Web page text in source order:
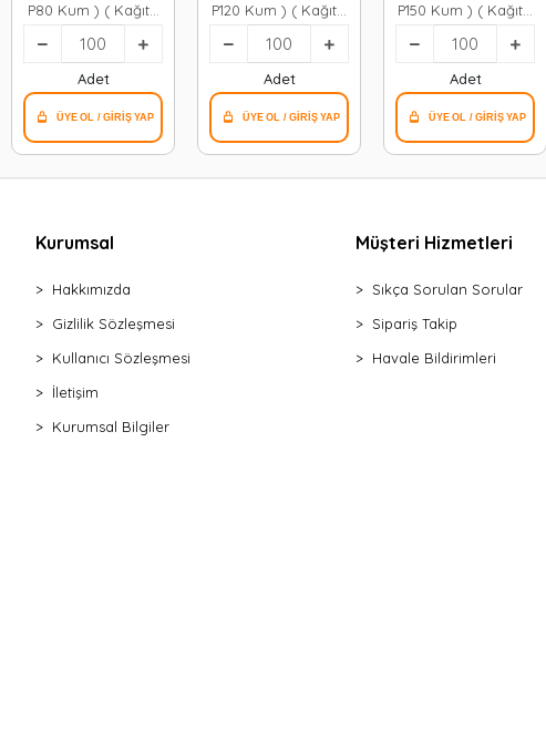
P80 Kum ) ( Kağıt )
( Su Zımparası ) (
230x280mm ) (
Kullanım= Boya -
Metal - Ahşap - Oto
)*100x10
Adet
P120 Kum ) ( Kağıt )
( Su Zımparası ) (
230x280mm )*100x10
Adet
P150 Kum ) ( Kağıt )
( Su Zımparası ) (
230x280mm )*100x10
Adet
Kurumsal
Hakkımızda
Gizlilik Sözleşmesi
Kullanıcı Sözleşmesi
İletişim
Kurumsal Bilgiler
Müşteri Hizmetleri
Sıkça Sorulan Sorular
Sipariş Takip
Havale Bildirimleri